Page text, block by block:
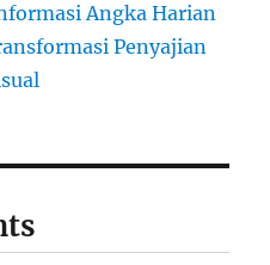
Angka Harian
Penyajian